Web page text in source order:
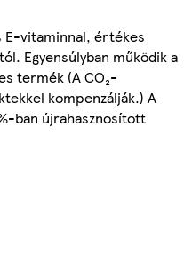
vitaminnal, értékes
Egyensúlyban működik a
termék (A CO₂-
kompenzálják.) A
ban újrahasznosított